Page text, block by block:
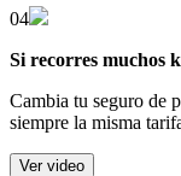
04
Si recorres muchos
Cambia tu seguro de
siempre la misma
Ver video